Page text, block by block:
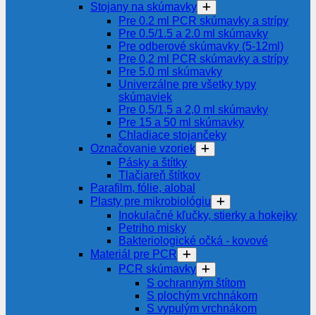
Stojany na skúmavky
Pre 0.2 ml PCR skúmavky a strípy
Pre 0.5/1.5 a 2.0 ml skúmavky
Pre odberové skúmavky (5-12ml)
Pre 0,2 ml PCR skúmavky a strípy
Pre 5.0 ml skúmavky
Univerzálne pre všetky typy
skúmaviek
Pre 0,5/1,5 a 2,0 ml skúmavky
Pre 15 a 50 ml skúmavky
Chladiace stojančeky
Označovanie vzoriek
Pásky a štítky
Tlačiareň štítkov
Parafilm, fólie, alobal
Plasty pre mikrobiológiu
Inokulačné kľučky, stierky a hokejky
Petriho misky
Bakteriologické očká - kovové
Materiál pre PCR
PCR skúmavky
S ochranným štítom
S plochým vrchnákom
S vypulým vrchnákom